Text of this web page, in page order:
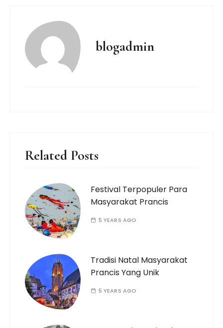
blogadmin
Related Posts
Festival Terpopuler Para
Masyarakat Prancis
5 YEARS AGO
Tradisi Natal Masyarakat
Prancis Yang Unik
5 YEARS AGO